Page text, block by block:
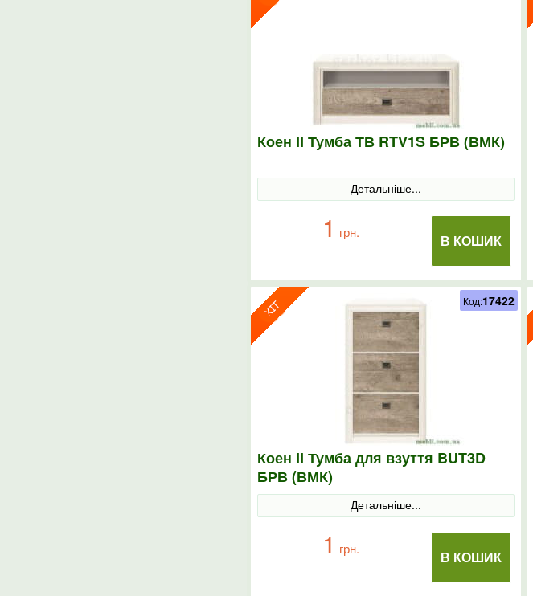
Коен II Тумба ТВ RTV1S БРВ (ВМК)
Детальніше...
В КОШИК
1 грн.
Коен II Тумба для взуття BUT3D
БРВ (ВМК)
Детальніше...
В КОШИК
1 грн.
Код:17422